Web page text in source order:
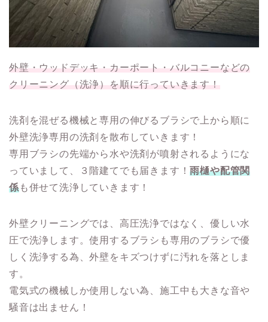
外壁・ウッドデッキ・カーポート・バルコニーなどの
クリーニング（洗浄）を順に行っていきます！
洗剤を混ぜる機械と専用の伸びるブラシで上から順に
外壁洗浄専用の洗剤を散布していきます！
専用ブラシの先端から水や洗剤が噴射されるようにな
っていまして、３階建てでも届きます！雨樋や配管関
係も併せて洗浄していきます！
外壁クリーニングでは、高圧洗浄ではなく、優しい水
圧で洗浄します。使用するブラシも専用のブラシで優
しく洗浄する為、外壁をキズつけずに汚れを落としま
す。
電気式の機械しか使用しない為、施工中も大きな音や
騒音は出ません！